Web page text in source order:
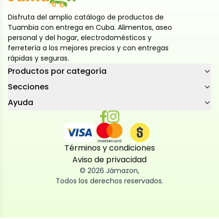
Disfruta del amplio catálogo de productos de
Tuambia con entrega en Cuba. Alimentos, aseo
personal y del hogar, electrodomésticos y
ferretería a los mejores precios y con entregas
rápidas y seguras.
Productos por categoría
Secciones
Ayuda
Términos y condiciones
Aviso de privacidad
© 2026 Jámazon,
Todos los derechos reservados.